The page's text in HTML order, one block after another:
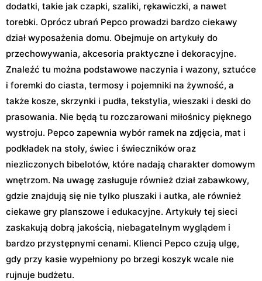
dodatki, takie jak czapki, szaliki, rękawiczki, a nawet
torebki. Oprócz ubrań Pepco prowadzi bardzo ciekawy
dział wyposażenia domu. Obejmuje on artykuły do
przechowywania, akcesoria praktyczne i dekoracyjne.
Znaleźć tu można podstawowe naczynia i wazony, sztućce
i foremki do ciasta, termosy i pojemniki na żywność, a
także kosze, skrzynki i pudła, tekstylia, wieszaki i deski do
prasowania. Nie będą tu rozczarowani miłośnicy pięknego
wystroju. Pepco zapewnia wybór ramek na zdjęcia, mat i
podkładek na stoły, świec i świeczników oraz
niezliczonych bibelotów, które nadają charakter domowym
wnętrzom. Na uwagę zasługuje również dział zabawkowy,
gdzie znajdują się nie tylko pluszaki i autka, ale również
ciekawe gry planszowe i edukacyjne. Artykuły tej sieci
zaskakują dobrą jakością, niebagatelnym wyglądem i
bardzo przystępnymi cenami. Klienci Pepco czują ulgę,
gdy przy kasie wypełniony po brzegi koszyk wcale nie
rujnuje budżetu.